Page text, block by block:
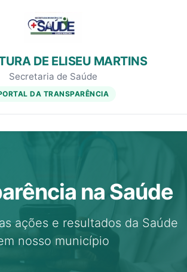
DE ELISEU MARTINS
Secretaria de Saúde
DA TRANSPARÊNCIA
na Saúde
ações e resultados da Saúde
nosso município